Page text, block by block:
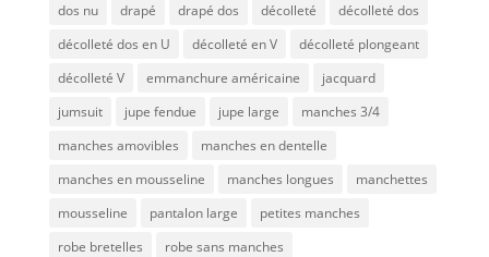
dos nu
drapé drapé dos décolleté
décolleté dos
décolleté dos en U
décolleté en V
décolleté plongeant
décolleté V
emmanchure américaine
jacquard
jumsuit
jupe fendue jupe large
manches 3/4
manches amovibles
manches en dentelle
manches en mousseline
manches longues
manchettes
mousseline
pantalon large
petites manches
robe bretelles
robe sans manches